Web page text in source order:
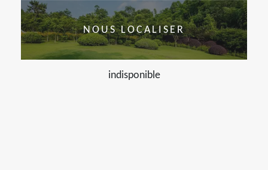
NOUS LOCALISER
indisponible